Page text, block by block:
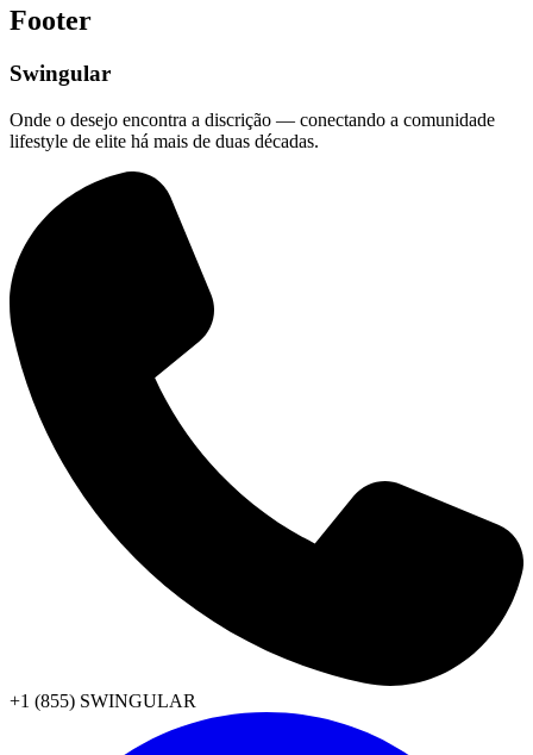
Footer
Swingular
Onde o desejo encontra a discrição — conectando a comunidade
lifestyle de elite há mais de duas décadas.
+1 (855) SWINGULAR